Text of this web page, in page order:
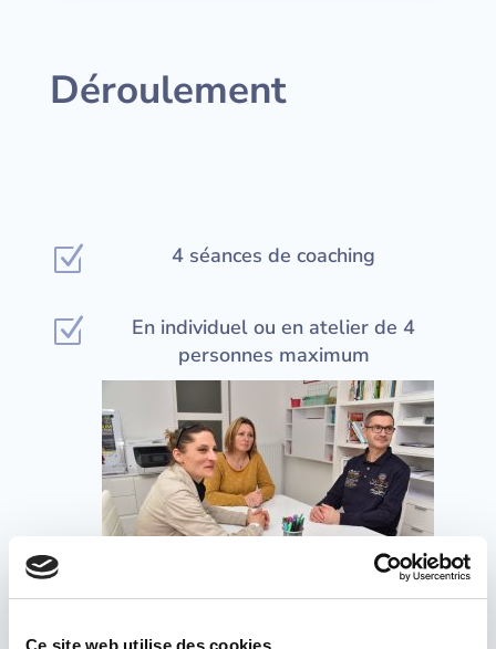
Ce site web utilise des cookies.
Déroulement
Z 4 séances de coaching
Z
En individuel ou en atelier de 4
personnes maximum